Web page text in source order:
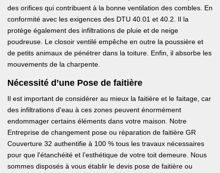
des orifices qui contribuent à la bonne ventilation des combles. En
conformité avec les exigences des DTU 40.01 et 40.2. Il la
protège également des infiltrations de pluie et de neige
poudreuse. Le closoir ventilé empêche en outre la poussière et
de petits animaux de pénétrer dans la toiture. Enfin, il absorbe les
mouvements de la charpente.
Nécessité d’une Pose de faitière
Il est important de considérer au mieux la faitière et le faitage, car
des infiltrations d'eau à ces zones peuvent énormément
endommager certains éléments dans votre maison. Notre
Entreprise de changement pose ou réparation de faitière GR
Couverture 32 authentifie à 100 % tous les travaux nécessaires
pour que l'étanchéité et l’esthétique de votre toit demeure. Nous
sommes disposés à vous établir le devis pose de faitière ou